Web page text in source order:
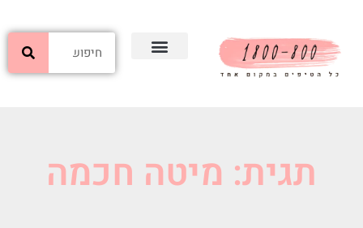
תגית: מיטה חכמה